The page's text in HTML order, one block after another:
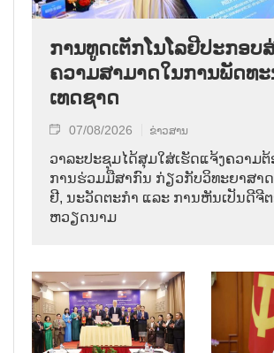
ການ​ທູດ​ເຕັກ​ໂນ​ໂລ​ຢີ​ປະ​ກອບ​
ຄວາມ​ສາ​ມາດ​ໃນ​ການ​ພັດ​ທ
ເທດ​ຊາດ
07/08/2026 ຂ່າວສານ
ວາ​ລະ​ປະ​ຊຸມ​ໄດ້​ສຸມ​ໃສ່​ເຮັດ​ແຈ້ງ​ຄວາມ​ຕ້
ການ​ຮ່ວມ​ມື​ສາ​ກົນ ກ່ຽວ​ກັບ​ວິ​ທະ​ຍາ​ສາດ,
ຢີ, ນະ​ວັດ​ຕະ​ກຳ ແລະ ການ​ຫັນ​ເປັນ​ດີ​ຈີ​
ຫວຽດ​ນາມ